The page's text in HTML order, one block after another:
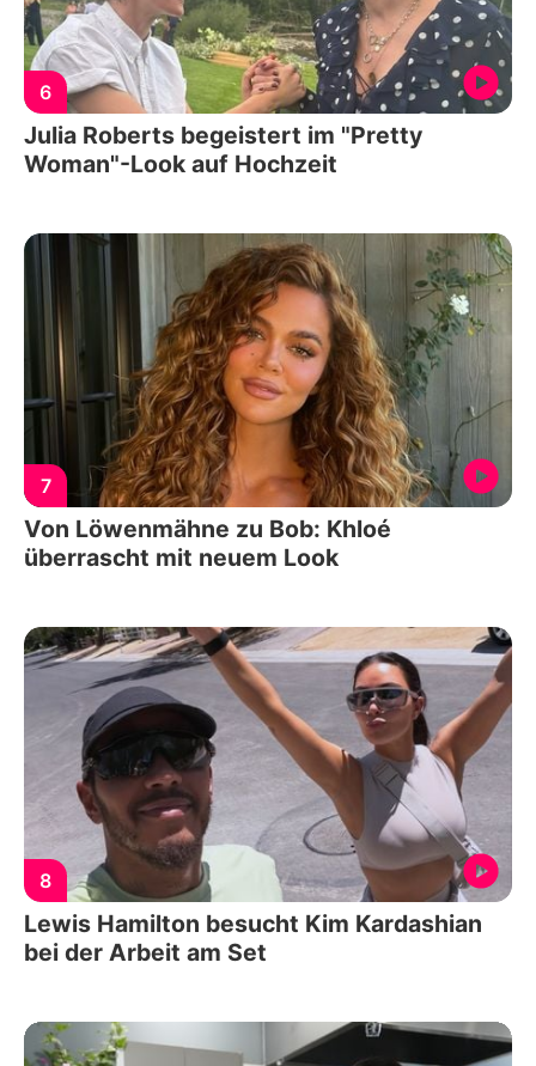
6
Julia Roberts begeistert im "Pretty
Woman"-Look auf Hochzeit
7
Von Löwenmähne zu Bob: Khloé
überrascht mit neuem Look
8
Lewis Hamilton besucht Kim Kardashian
bei der Arbeit am Set